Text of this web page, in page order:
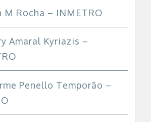
M Rocha – INMETRO
Amaral Kyriazis –
Penello Temporão –